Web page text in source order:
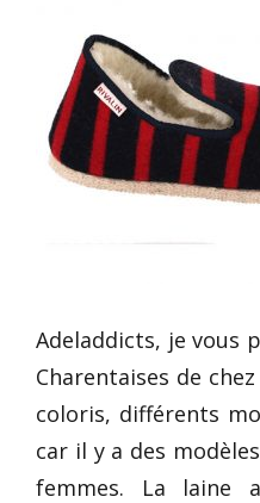
Adeladdicts, je vous
Charentaises de chez
coloris, différents
car il y a des
femmes. La laine